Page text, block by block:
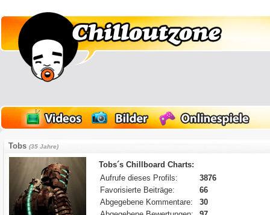
Tobs(35 Jahre)
Tobs´s Chillboard Charts:
Aufrufe dieses Profils:
3876
Favorisierte Beiträge:
66
Abgegebene Kommentare:
30